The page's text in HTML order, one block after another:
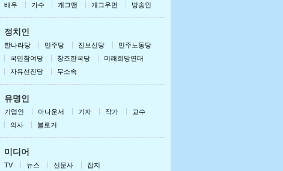
배우 가수 개그맨 개그우먼 방송인
정치인
한나라당 민주당 진보신당
민주노동당
국민참여당
창조한국당
미래희망연대
자유선진당
무소속
유명인
기업인 아나운서 기자 작가
교수
의사
블로거
미디어
TV 뉴스 신문사 잡지